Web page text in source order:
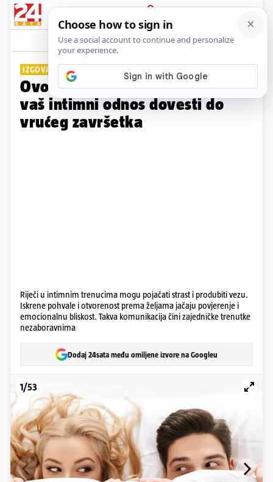
PRIJAVA
Galerija Komentari
IZGOVARATE LI IH
Ovo su šarmantne fraze koje će
vaš intimni odnos dovesti do
vrućeg završetka
Riječi u intimnim trenucima mogu pojačati strast i produbiti vezu.
Iskrene pohvale i otvorenost prema željama jačaju povjerenje i
emocionalnu bliskost. Takva komunikacija čini zajedničke trenutke
nezaboravnima
Dodaj 24sata među omiljene izvore na Googleu
1/53